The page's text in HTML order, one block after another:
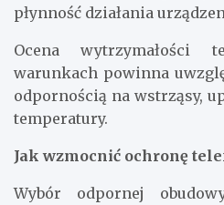
płynność działania
Ocena wytrzymałości
warunkach powinna
odpornością na wstrząsy,
temperatury.
Jak wzmocnić ochronę
Wybór odpornej